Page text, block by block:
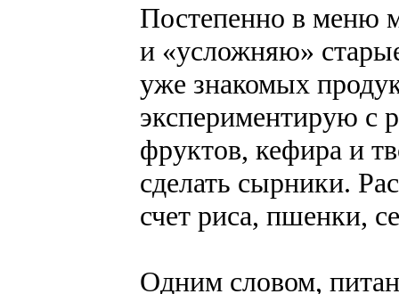
Постепенно в меню
и «усложняю»
уже знакомых
экспериментирую с
фруктов, кефира и
сделать сырники.
счет риса, пшенки,
Одним словом,